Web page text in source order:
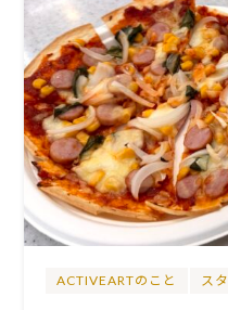
ACTIVEARTのこと ス